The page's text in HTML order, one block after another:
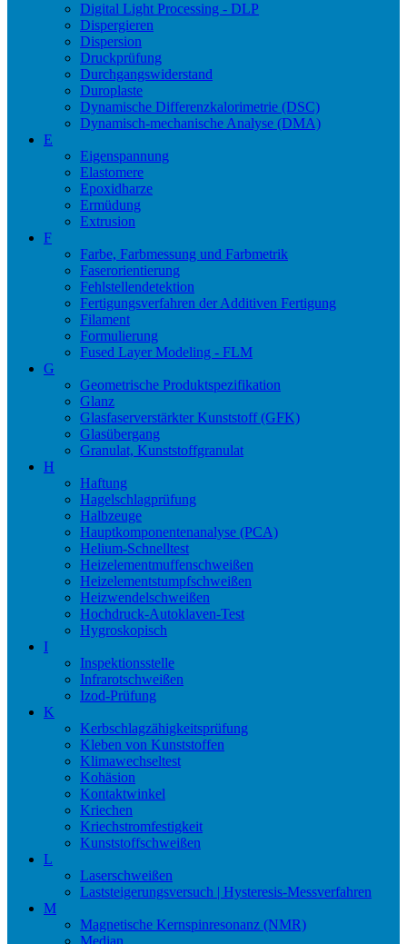
Digital Light Processing - DLP
Dispergieren
Dispersion
Druckprüfung
Durchgangswiderstand
Duroplaste
Dynamische Differenzkalorimetrie (DSC)
Dynamisch-mechanische Analyse (DMA)
E
Eigenspannung
Elastomere
Epoxidharze
Ermüdung
Extrusion
F
Farbe, Farbmessung und Farbmetrik
Faserorientierung
Fehlstellendetektion
Fertigungsverfahren der Additiven Fertigung
Filament
Formulierung
Fused Layer Modeling - FLM
G
Geometrische Produktspezifikation
Glanz
Glasfaserverstärkter Kunststoff (GFK)
Glasübergang
Granulat, Kunststoffgranulat
H
Haftung
Hagelschlagprüfung
Halbzeuge
Hauptkomponentenanalyse (PCA)
Helium-Schnelltest
Heizelementmuffenschweißen
Heizelementstumpfschweißen
Heizwendelschweißen
Hochdruck-Autoklaven-Test
Hygroskopisch
I
Inspektionsstelle
Infrarotschweißen
Izod-Prüfung
K
Kerbschlagzähigkeitsprüfung
Kleben von Kunststoffen
Klimawechseltest
Kohäsion
Kontaktwinkel
Kriechen
Kriechstromfestigkeit
Kunststoffschweißen
L
Laserschweißen
Laststeigerungsversuch | Hysteresis-Messverfahren
M
Magnetische Kernspinresonanz (NMR)
Median